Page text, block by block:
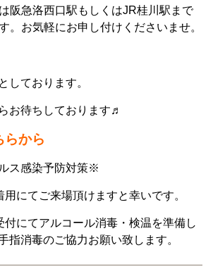
阪急洛西口駅もしくはJR桂川駅まで
。お気軽にお申し付けくださいませ。
しております。
お待ちしております♬
らから
ス感染予防対策※
にてご来場頂けますと幸いです。
付にてアルコール消毒・検温を準備し
指消毒のご協力お願い致します。